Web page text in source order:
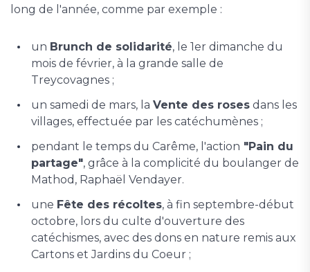
long de l'année, comme par exemple :
un Brunch de solidarité, le 1er dimanche du
mois de février, à la grande salle de
Treycovagnes ;
un samedi de mars, la Vente des roses dans les
villages, effectuée par les catéchumènes ;
pendant le temps du Carême, l'action "Pain du
partage", grâce à la complicité du boulanger de
Mathod, Raphaël Vendayer.
une Fête des récoltes, à fin septembre-début
octobre, lors du culte d'ouverture des
catéchismes, avec des dons en nature remis aux
Cartons et Jardins du Coeur ;